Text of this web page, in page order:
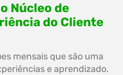
Núcleo de
do Cliente
mensais que são uma
e aprendizado.